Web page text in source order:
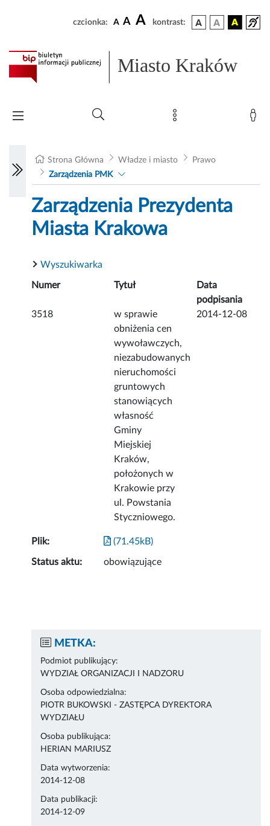
czcionka: A A A kontrast:
Miasto Kraków
Strona Główna Władze i miasto
Prawo
Zarządzenia PMK
Zarządzenia Prezydenta
Miasta Krakowa
Wyszukiwarka
Numer Tytuł
Data
podpisania
3518
w sprawie
obniżenia cen
wywoławczych,
niezabudowanych
nieruchomości
gruntowych
stanowiących
własność
Gminy
Miejskiej
Kraków,
położonych w
Krakowie przy
ul. Powstania
Styczniowego.
2014-12-08
Plik: (71.45kB)
Status aktu: obowiązujące
METKA:
Podmiot publikujący:
WYDZIAŁ ORGANIZACJI I NADZORU
Osoba odpowiedzialna:
PIOTR BUKOWSKI - ZASTĘPCA DYREKTORA
WYDZIAŁU
Osoba publikująca:
HERIAN MARIUSZ
Data wytworzenia:
2014-12-08
Data publikacji:
2014-12-09